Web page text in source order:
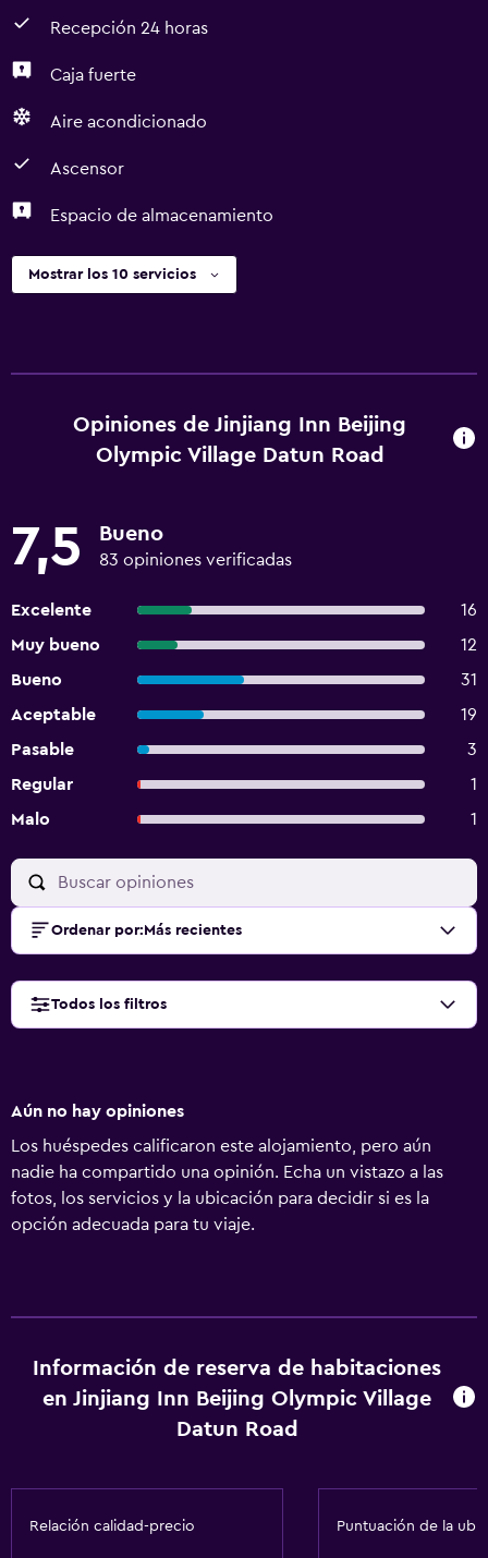
huéspedes al momento de su llegada. Check-Out El
Checkout se realiza a las 12:00 Mascotas No se aceptan
mascotas No se aceptan animales de servicio
disponibles Sin cunas disponibles Solo trabajadores
El personal usa equipo de protección personal Se
implementan medidas de distanciamiento social en la
medidas para reforzar la limpieza La propiedad asegura
Recepción 24 horas
Caja fuerte
Aire acondicionado
Ascensor
Espacio de almacenamiento
Mostrar los 10 servicios
Opiniones de Jinjiang Inn Beijing
Olympic Village Datun Road
7,5 Bueno
83 opiniones verificadas
Excelente
16
Muy bueno
12
Bueno
31
Aceptable
19
Pasable
3
Regular
1
Malo
1
Ordenar por: Más recientes
Todos los filtros
Aún no hay opiniones
Los huéspedes calificaron este alojamiento, pero aún
nadie ha compartido una opinión. Echa un vistazo a las
fotos, los servicios y la ubicación para decidir si es la
opción adecuada para tu viaje.
Información de reserva de habitaciones
en Jinjiang Inn Beijing Olympic Village
Datun Road
Relación calidad-precio Puntuación de la